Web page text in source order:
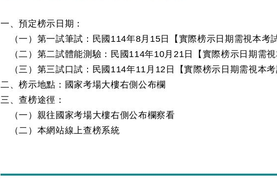
一、預定榜示日期：
（一）第一試筆試：民國114年8月15日【實際榜示日期需視本考
（二）第二試體能測驗：民國114年10月21日【實際榜示日期需
（三）第三試口試：民國114年11月12日【實際榜示日期需視本
二、榜示地點：國家考場大樓右側公布欄
三、查榜途徑：
（一）親往國家考場大樓右側公布欄察看
（二）本網站線上查榜系統